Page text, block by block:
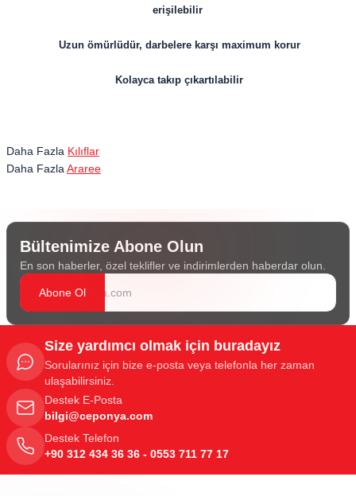
erişilebilir
Uzun ömürlüdür, darbelere karşı maximum korur
Kolayca takıp çıkartılabilir
Daha Fazla Kılıflar
Daha Fazla Araree
Bültenimize Abone Olun
En son haberler, özel teklifler ve indirimlerden haberdar olun.
Abone Ol
Size yardımcı olmak için buradayız
Sorularınız için bize e-posta veya telefonla her zaman
ulaşabilirsiniz.
Destek E-Posta
bilgi@ceponya.com
Destek Telefon
+90 312 434 36 36 - 0553 711 77 17